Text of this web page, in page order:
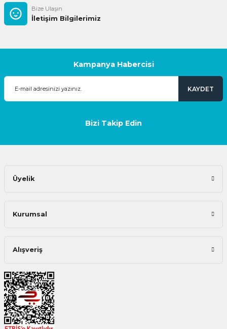
Bize Ulaşın
İletişim Bilgilerimiz
Kampanya Habercisi
KAYDET
Bizi Takip Edin
Üyelik
Kurumsal
Alışveriş